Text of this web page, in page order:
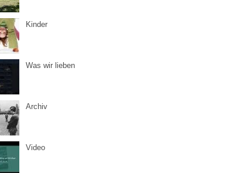
Kinder
Was wir lieben
Archiv
Video